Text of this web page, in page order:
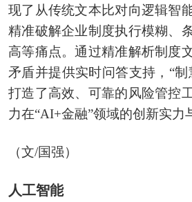
现了从传统文本比对向逻辑智
精准破解企业制度执行模糊、
高等痛点。通过精准解析制度
矛盾并提供实时问答支持，“
打造了高效、可靠的风险管控
力在“AI+金融”领域的创新实力
（文/国强）
人工智能